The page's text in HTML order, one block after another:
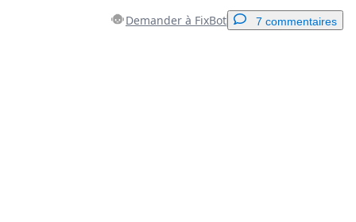
Demander à FixBot 7 commentaires